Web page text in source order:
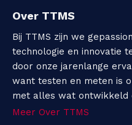
Over TTMS
Bij TTMS zijn we
technologie en innovatie
door onze jarenlange
want testen en meten is
met alles wat ontwikkeld
Meer Over TTMS